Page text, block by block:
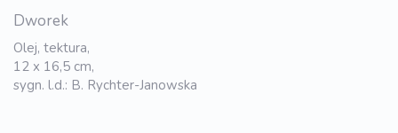
Dworek
Olej, tektura,
12 x 16,5 cm,
sygn. l.d.: B. Rychter-Janowska